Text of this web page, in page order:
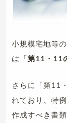
小規模宅地等
は「第11・11
さらに「第11
れており、特
作成すべき書